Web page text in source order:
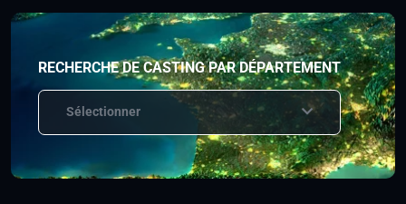
RECHERCHE DE CASTING PAR DÉPARTEMENT
Sélectionner